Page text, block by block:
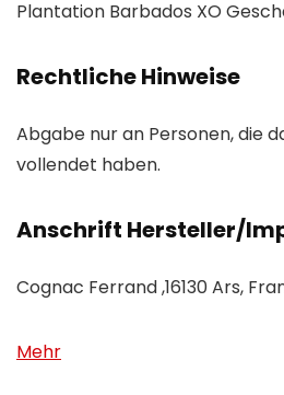
Plantation Barbados XO
Rechtliche Hinweise
Abgabe nur an Personen, die
vollendet haben.
Anschrift Hersteller/
Cognac Ferrand ,16130 Ars,
Mehr